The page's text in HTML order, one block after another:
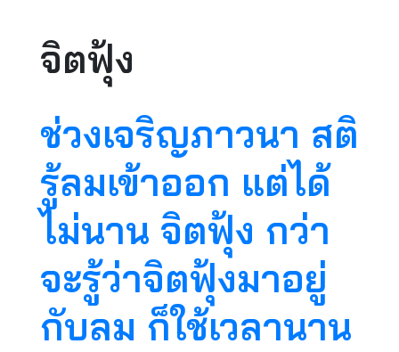
จิตฟุ้ง
ช่วงเจริญภาวนา สติ
รู้ลมเข้าออก แต่ได้
ไม่นาน จิตฟุ้ง กว่า
จะรู้ว่าจิตฟุ้งมาอยู่
กับลม ก็ใช้เวลานาน